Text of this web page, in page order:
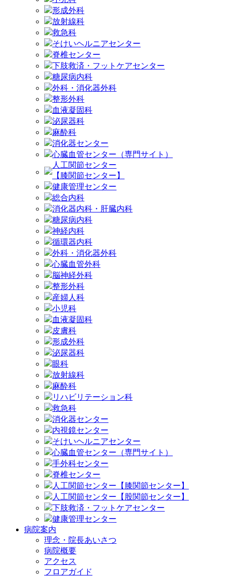
形成外科
放射線科
救急科
そけいヘルニアセンター
脊椎センター
下肢救済・フットケアセンター
糖尿病内科
外科・消化器外科
整形外科
血液凝固科
泌尿器科
麻酔科
消化器センター
心臓血管センター（専門サイト）
人工関節センター
【膝関節センター】
健康管理センター
総合内科
消化器内科・肝臓内科
糖尿病内科
神経内科
循環器内科
外科・消化器外科
心臓血管外科
脳神経外科
整形外科
産婦人科
小児科
血液凝固科
皮膚科
形成外科
泌尿器科
眼科
放射線科
麻酔科
リハビリテーション科
救急科
消化器センター
内視鏡センター
そけいヘルニアセンター
心臓血管センター（専門サイト）
手外科センター
脊椎センター
人工関節センター【膝関節センター】
人工関節センター【股関節センター】
下肢救済・フットケアセンター
健康管理センター
病院案内
理念・院長あいさつ
病院概要
アクセス
フロアガイド